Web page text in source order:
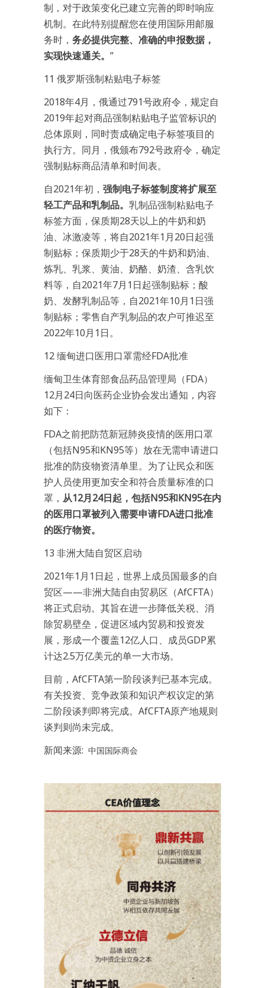
制，对于政策变化已建立完善的即时响应
机制。在此特别提醒您在使用国际用邮服
务时， 务必提供完整、准确的申报数据，
实现快速通关。 ”
11 俄罗斯强制粘贴电子标签
2018年4月，俄通过791号政府令，规定自
2019年起对商品强制粘贴电子监管标识的
总体原则，同时责成确定电子标签项目的
执行方。同月，俄颁布792号政府令，确定
强制贴标商品清单和时间表。
自2021年初， 强制电子标签制度将扩展至
轻工产品和乳制品。 乳制品强制粘贴电子
标签方面，保质期28天以上的牛奶和奶
油、冰激凌等，将自2021年1月20日起强
制贴标；保质期少于28天的牛奶和奶油、
炼乳、乳浆、黄油、奶酪、奶渣、含乳饮
料等，自2021年7月1日起强制贴标；酸
奶、发酵乳制品等，自2021年10月1日强
制贴标；零售自产乳制品的农户可推迟至
2022年10月1日。
12 缅甸进口医用口罩需经FDA批准
缅甸卫生体育部食品药品管理局（FDA）
12月24日向医药企业协会发出通知，内容
如下：
FDA之前把防范新冠肺炎疫情的医用口罩
（包括N95和KN95等）放在无需申请进口
批准的防疫物资清单里。为了让民众和医
护人员使用更加安全和符合质量标准的口
罩， 从12月24日起，包括N95和KN95在内
的医用口罩被列入需要申请FDA进口批准
的医疗物资。
13 非洲大陆自贸区启动
2021年1月1日起，世界上成员国最多的自
贸区——非洲大陆自由贸易区（AfCFTA）
将正式启动。其旨在进一步降低关税、消
除贸易壁垒，促进区域内贸易和投资发
展，形成一个覆盖12亿人口、成员GDP累
计达2.5万亿美元的单一大市场。
目前，AfCFTA第一阶段谈判已基本完成。
有关投资、竞争政策和知识产权议定的第
二阶段谈判即将完成。AfCFTA原产地规则
谈判则尚未完成。
新闻来源: 中国国际商会